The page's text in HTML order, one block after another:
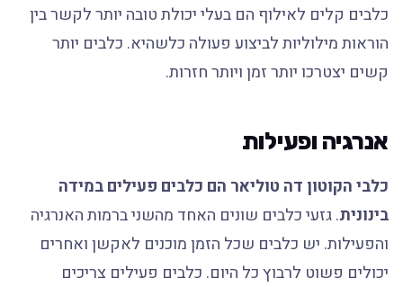
כלבים קלים לאילוף הם בעלי יכולת טובה יותר לקשר בין
הוראות מילוליות לביצוע פעולה כלשהיא. כלבים יותר
קשים יצטרכו יותר זמן ויותר חזרות.
אנרגיה ופעילות
כלבי הקוטון דה טוליאר הם כלבים פעילים במידה
בינונית. גזעי כלבים שונים האחד מהשני ברמות האנרגיה
והפעילות. יש כלבים שכל הזמן מוכנים לאקשן ואחרים
יכולים פשוט לרבוץ כל היום. כלבים פעילים צריכים